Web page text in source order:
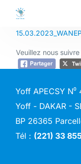
Veuillez nous
Yoff APECSY
Yoff - DAKAR -
BP 26365
Tél : (221) 33
PROJETS